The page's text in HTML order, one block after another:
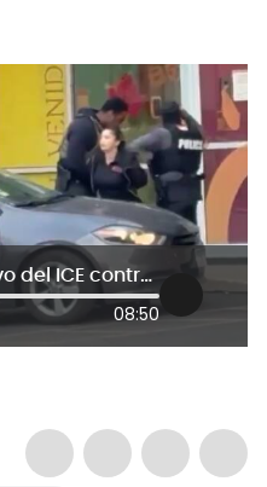
Críticas a operativo del ICE contra profesora colombiana en EE.UU: “Usaron la fuerza frente a niños”
08:50